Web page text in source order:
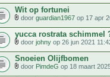
Wit op fortunei
door guardian1967 op 17 apr
yucca rostrata schimmel
door johny op 26 jun 2021
Snoeien Olijfbomen
door PimdeG op 18 maart